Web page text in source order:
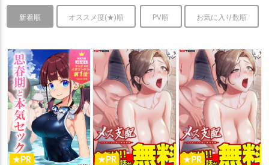
新着順 オススメ度(★)順 PV順 お気に入り数順
★PR ★PR ★PR